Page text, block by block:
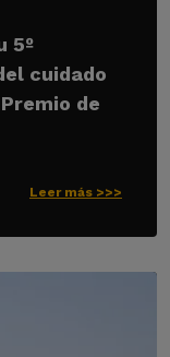
5º
cuidado
de
Leer más >>>